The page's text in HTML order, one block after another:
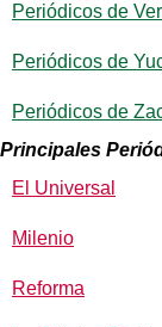
Periódicos de
Periódicos de
Periódicos de
Principales
El Universal
Milenio
Reforma